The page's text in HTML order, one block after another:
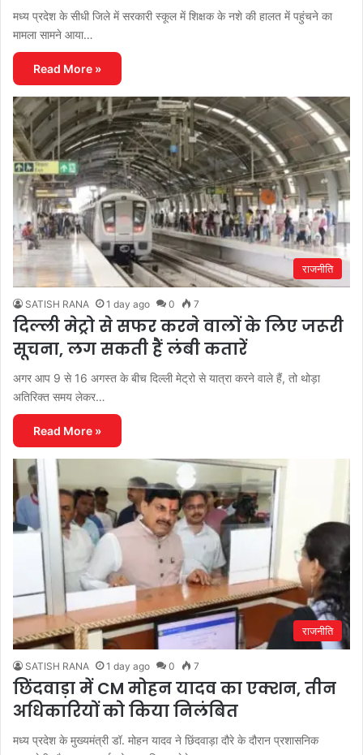
मध्य प्रदेश के सीधी जिले में सरकारी स्कूल में शिक्षक के नशे की हालत में पहुंचने का
मामला सामने आया…
Read More »
राजनीति
SATISH RANA 1 day ago 0 7
दिल्ली मेट्रो से सफर करने वालों के लिए जरूरी
सूचना, लग सकती हैं लंबी कतारें
अगर आप 9 से 16 अगस्त के बीच दिल्ली मेट्रो से यात्रा करने वाले हैं, तो थोड़ा
अतिरिक्त समय लेकर…
Read More »
राजनीति
SATISH RANA 1 day ago 0 7
छिंदवाड़ा में CM मोहन यादव का एक्शन, तीन
अधिकारियों को किया निलंबित
मध्य प्रदेश के मुख्यमंत्री डॉ. मोहन यादव ने छिंदवाड़ा दौरे के दौरान प्रशासनिक